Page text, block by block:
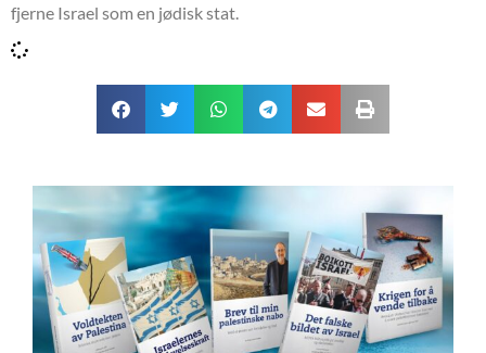
fjerne Israel som en jødisk stat.